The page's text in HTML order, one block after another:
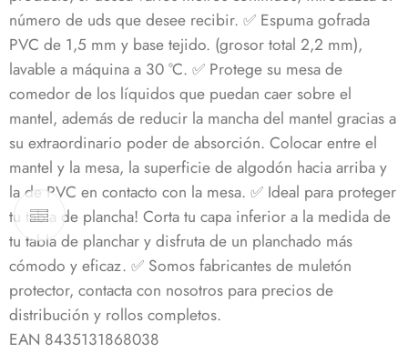
número de uds que desee recibir. ✅ Espuma gofrada
PVC de 1,5 mm y base tejido. (grosor total 2,2 mm),
lavable a máquina a 30 °C. ✅ Protege su mesa de
comedor de los líquidos que puedan caer sobre el
mantel, además de reducir la mancha del mantel gracias a
su extraordinario poder de absorción. Colocar entre el
mantel y la mesa, la superficie de algodón hacia arriba y
la de PVC en contacto con la mesa. ✅ Ideal para proteger
tu tabla de plancha! Corta tu capa inferior a la medida de
tu tabla de planchar y disfruta de un planchado más
cómodo y eficaz. ✅ Somos fabricantes de muletón
protector, contacta con nosotros para precios de
distribución y rollos completos.
EAN 8435131868038